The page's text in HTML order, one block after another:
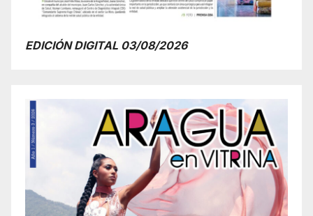
EDICIÓN DIGITAL 03/08/2026